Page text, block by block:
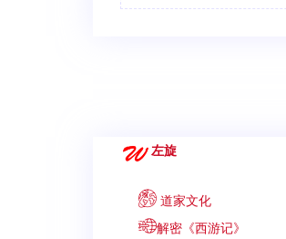
左旋
道家文化
解密《西游记》